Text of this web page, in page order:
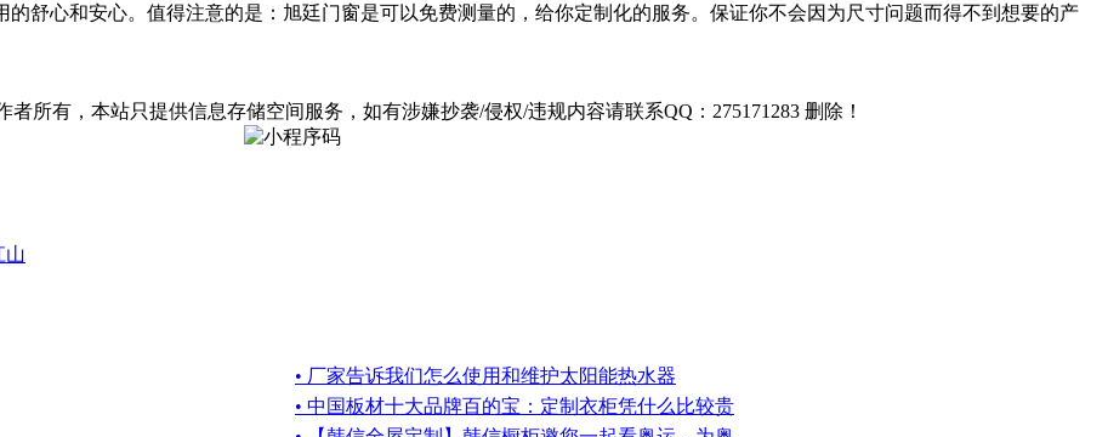
舒心和安心。值得注意的是：旭廷门窗是可以免费测量的，给你定制化的服务。保证你不会因为尺寸问题而得不到想要的产
者所有，本站只提供信息存储空间服务，如有涉嫌抄袭/侵权/违规内容请联系QQ：275171283 删除！
山
• 厂家告诉我们怎么使用和维护太阳能热水器
• 中国板材十大品牌百的宝：定制衣柜凭什么比较贵